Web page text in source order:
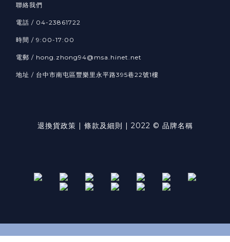
聯絡我們
電話 / 04-23861722
時間 / 9:00-17:00
電郵 / hong.zhong94@msa.hinet.net
地址 / 台中市南屯區豐樂里永平路395巷22號1樓
退換貨政策 | 條款及細則 | 2022 © 品牌名稱